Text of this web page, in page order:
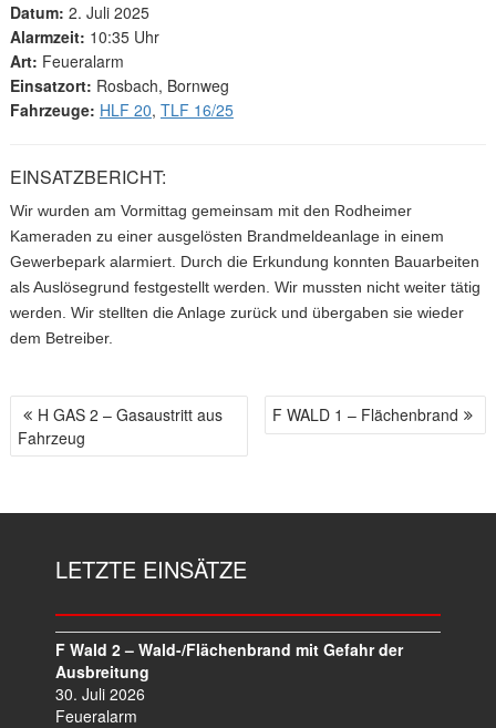
Datum: 2. Juli 2025
Alarmzeit: 10:35 Uhr
Art: Feueralarm
Einsatzort: Rosbach, Bornweg
Fahrzeuge: HLF 20, TLF 16/25
EINSATZBERICHT:
Wir wurden am Vormittag gemeinsam mit den Rodheimer
Kameraden zu einer ausgelösten Brandmeldeanlage in einem
Gewerbepark alarmiert. Durch die Erkundung konnten Bauarbeiten
als Auslösegrund festgestellt werden. Wir mussten nicht weiter tätig
werden. Wir stellten die Anlage zurück und übergaben sie wieder
dem Betreiber.
B
E
H GAS 2 – Gasaustritt aus
Fahrzeug
F WALD 1 – Flächenbrand
LETZTE EINSÄTZE
F Wald 2 – Wald-/Flächenbrand mit Gefahr der
Ausbreitung
30. Juli 2026
Feueralarm